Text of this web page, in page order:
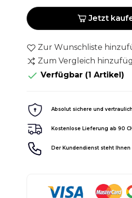
Jetzt
Zur Wunschliste
Zum Vergleich
 Verfügbar (1 Artikel)
Absolut sichere und
Kostenlose Lieferung ab 90
Der Kundendienst steht